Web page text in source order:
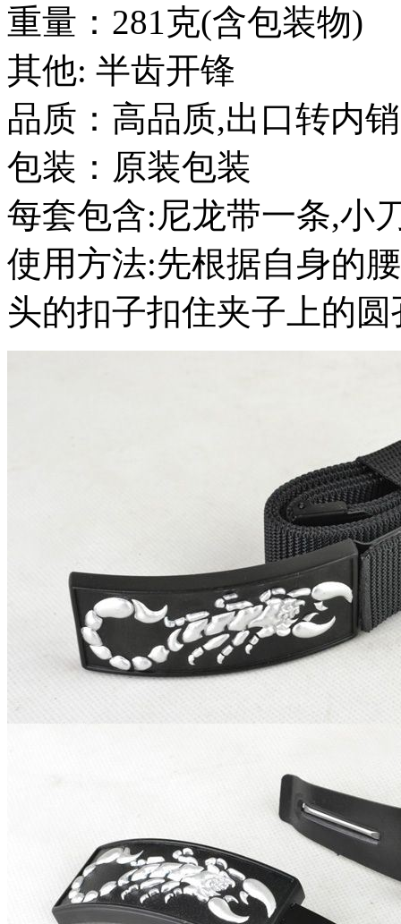
重量：281克(含包装物)
其他: 半齿开锋
品质：高品质,出口转内销
包装：原装包装
每套包含:尼龙带一条,小
使用方法:先根据自身的
头的扣子扣住夹子上的圆